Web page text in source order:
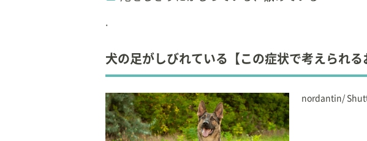
犬の足がしびれている【この症状で考えられる
nordantin/